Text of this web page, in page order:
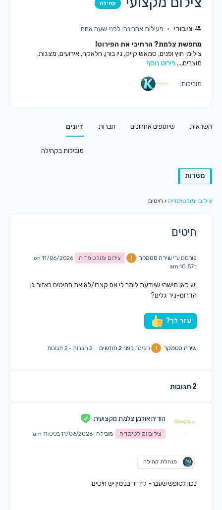
קהילה
ציבורי
פעילות אחרונה: לפני שעה אחת
מחפשת צלמת? הרחיבי את הפירוט!
צילומי חוץ ופנים, סמאש קייק, ניו בורן, חלאקה, אירועים, מצגות,
מוצרים,... פירוט נוסף
מובילות:
השראות שיתופים אחרונים חברות דיונים
מובילות בקהילה
משרות
צילום ומולטימדיה ‹ חיטים
חיטים
פורסם ע"י שירה סטמקר צילום ומולטימדיה
on 11/06/2026
ב10:57 am
יש כאן מישהי שיודעת לומר לי אם קצרו/לא את החיטים באזור גן
הדרום-ניר גלים?
עזר לך?
שירה סטמקר הגיבה לפני 2 חודשים 2 חברות · 2 תגובות
2 תגובות
הודיה אולמן צלמת מקצועית
צילום ומולטימדיה מובילה 11/06/2026 ב11:00 am
מנהלת קהילה
נכון לסופש שעבר- ליד יד בנימין יש חיטים